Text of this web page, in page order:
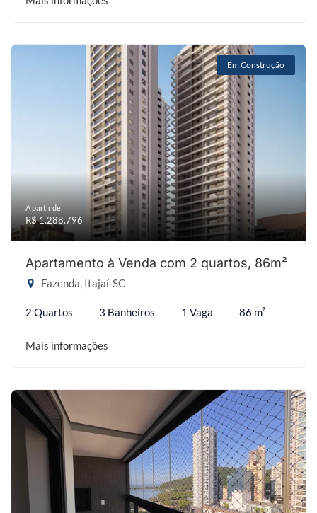
Em Construção
A partir de:
R$ 1.288.796
Apartamento à Venda com 2 quartos, 86m²
Fazenda, Itajaí-SC
2 Quartos 3 Banheiros 1 Vaga 86 m²
Mais informações